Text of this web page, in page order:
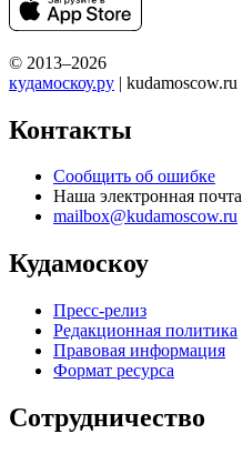
© 2013–2026
кудамоскоу.ру | kudamoscow.ru
Контакты
Сообщить об ошибке
Наша электронная почта
mailbox@kudamoscow.ru
Кудамоскоу
Пресс-релиз
Редакционная политика
Правовая информация
Формат ресурса
Сотрудничество